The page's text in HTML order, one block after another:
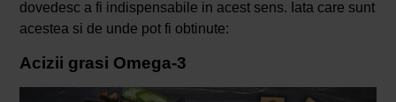
dovedesc a fi indispensabile in acest sens. Iata care sunt
acestea si de unde pot fi obtinute:
Acizii grasi Omega-3